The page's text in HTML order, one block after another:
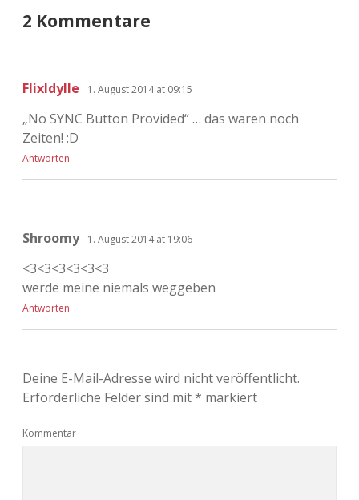
Adventskalender 2021
Adventskalender 2023
2 Kommentare
FlixIdylle 1. August 2014 at 09:15
„No SYNC Button Provided“ … das waren noch
Zeiten! :D
Antworten
Shroomy 1. August 2014 at 19:06
<3<3<3<3<3<3
werde meine niemals weggeben
Antworten
Deine E-Mail-Adresse wird nicht veröffentlicht.
Erforderliche Felder sind mit* markiert
Kommentar